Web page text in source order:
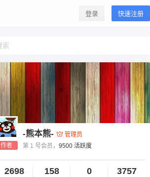
登录 快速注册
作者
-熊本熊-
管理员
第 1 号会员， 9500 活跃度
2698 158 0 3757